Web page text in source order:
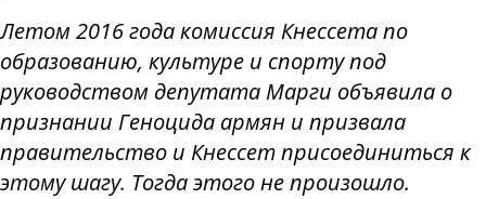
Летом 2016 года комиссия Кнессета по
образованию, культуре и спорту под
руководством депутата Марги объявила о
признании Геноцида армян и призвала
правительство и Кнессет присоединиться к
этому шагу. Тогда этого не произошло.